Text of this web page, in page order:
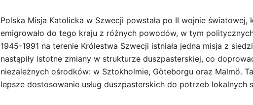
Polska Misja Katolicka w Szwecji powstała po II wojnie
emigrowało do tego kraju z różnych powodów, w tym
1945-1991 na terenie Królestwa Szwecji istniała jedna misja z
nastąpiły istotne zmiany w strukturze duszpasterskiej, co
niezależnych ośrodków: w Sztokholmie, Göteborgu oraz Malmö.
lepsze dostosowanie usług duszpasterskich do potrzeb lokalnych